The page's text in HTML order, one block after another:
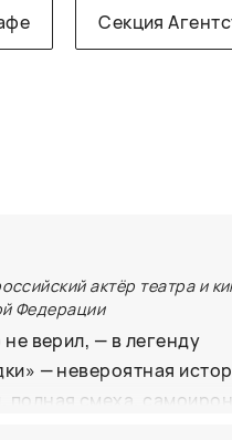
Секция
актёр театра и
Федерации
верил, — в легенду
— невероятная
смеха,